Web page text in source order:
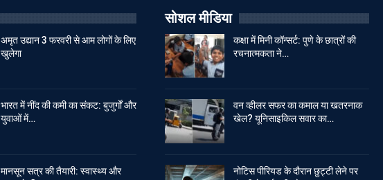
अमृत उद्यान 3 फरवरी से आम लोगों के लिए
खुलेगा
भारत में नींद की कमी का संकट: बुजुर्गों और
युवाओं में…
मानसून सत्र की तैयारी: स्वास्थ्य और
सोशल मीडिया
कक्षा में मिनी कॉन्सर्ट: पुणे के छात्रों की
रचनात्मकता ने…
वन व्हीलर सफर का कमाल या खतरनाक
खेल? यूनिसाइकिल सवार का…
नोटिस पीरियड के दौरान छुट्टी लेने पर